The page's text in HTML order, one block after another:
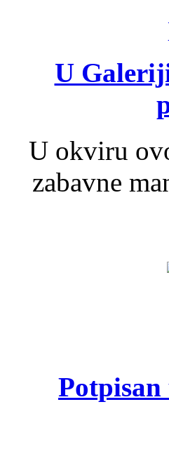
U
U okviru
zabavne